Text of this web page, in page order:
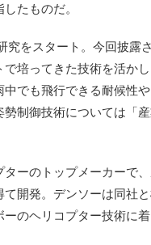
たものだ。
究をスタート。今回披露
培ってきた技術を活か
でも飛行できる耐候性
制御技術については「
ーのトップメーカーで
て開発。デンソーは同社
のヘリコプター技術に着